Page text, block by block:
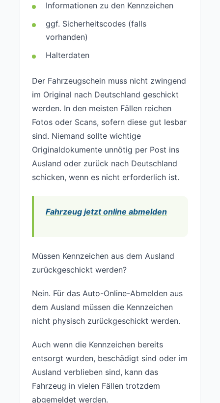
Informationen zu den Kennzeichen
ggf. Sicherheitscodes (falls
vorhanden)
Halterdaten
Der Fahrzeugschein muss nicht zwingend
im Original nach Deutschland geschickt
werden. In den meisten Fällen reichen
Fotos oder Scans, sofern diese gut lesbar
sind. Niemand sollte wichtige
Originaldokumente unnötig per Post ins
Ausland oder zurück nach Deutschland
schicken, wenn es nicht erforderlich ist.
Fahrzeug jetzt online abmelden
Müssen Kennzeichen aus dem Ausland
zurückgeschickt werden?
Nein. Für das Auto-Online-Abmelden aus
dem Ausland müssen die Kennzeichen
nicht physisch zurückgeschickt werden.
Auch wenn die Kennzeichen bereits
entsorgt wurden, beschädigt sind oder im
Ausland verblieben sind, kann das
Fahrzeug in vielen Fällen trotzdem
abgemeldet werden.